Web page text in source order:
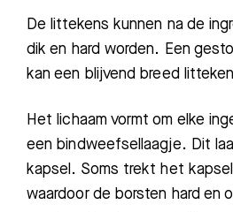
De littekens kunnen na de
dik en hard worden. Een
kan een blijvend breed
Het lichaam vormt om elke
een bindweefsellaagje. Dit
kapsel. Soms trekt het
waardoor de borsten hard en